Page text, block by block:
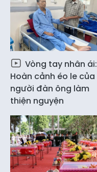
Vòng tay nhân ái:
Hoàn cảnh éo le của
người đàn ông làm
thiện nguyện